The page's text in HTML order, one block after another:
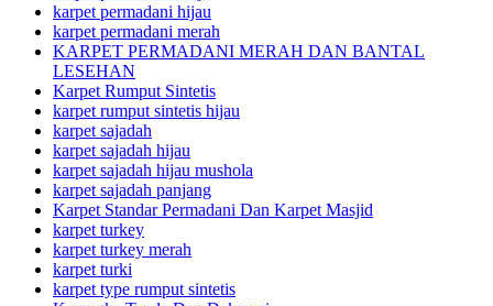
karpet permadani hijau
karpet permadani merah
KARPET PERMADANI MERAH DAN BANTAL
LESEHAN
Karpet Rumput Sintetis
karpet rumput sintetis hijau
karpet sajadah
karpet sajadah hijau
karpet sajadah hijau mushola
karpet sajadah panjang
Karpet Standar Permadani Dan Karpet Masjid
karpet turkey
karpet turkey merah
karpet turki
karpet type rumput sintetis